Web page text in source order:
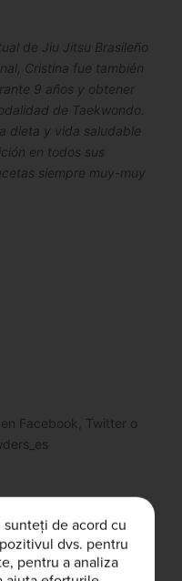
de Jiu Jitsu Brasileño
Cristina fue también
9 años y obtener
de Taekwondo.
dieta y vida saludable
en todos sus
siempre muy-muy
Facebook, Twitter o
sunteți de acord cu
dvs. pentru
pentru a analiza